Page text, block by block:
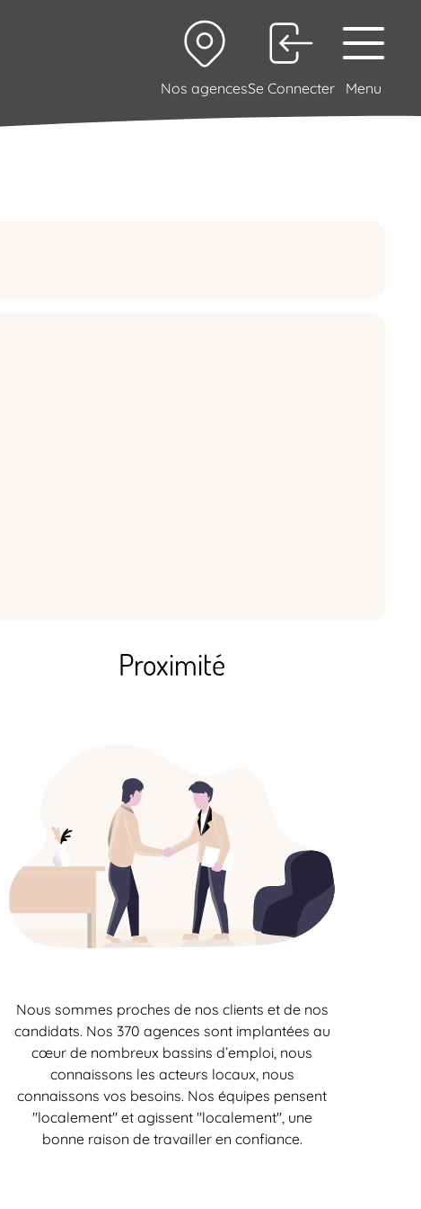
Nos agencesSe Connecter Menu
Proximité
Nous sommes proches de nos clients et de nos
candidats. Nos 370 agences sont implantées au
cœur de nombreux bassins d’emploi, nous
connaissons les acteurs locaux, nous
connaissons vos besoins. Nos équipes pensent
"localement" et agissent "localement", une
bonne raison de travailler en confiance.